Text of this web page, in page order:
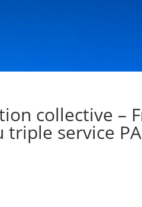
collective –
service